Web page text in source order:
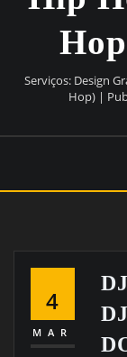
Serviços: Design
Hop) |
4
MAR